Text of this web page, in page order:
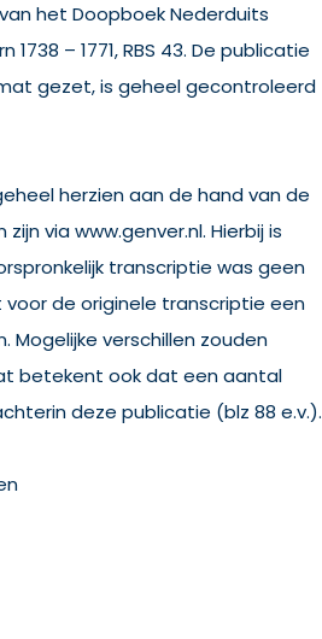
het Doopboek Nederduits
– 1771, RBS 43. De publicatie
gezet, is geheel gecontroleerd
herzien aan de hand van de
via www.genver.nl. Hierbij is
transcriptie was geen
de originele transcriptie een
Mogelijke verschillen zouden
betekent ook dat een aantal
deze publicatie (blz 88 e.v.).